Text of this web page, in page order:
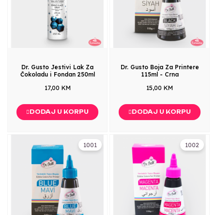
Dr. Gusto Jestivi Lak Za
Čokoladu i Fondan 250ml
17,00 KM
DODAJ U KORPU
Dr. Gusto Boja Za Printere
115ml - Crna
15,00 KM
DODAJ U KORPU
1001 1002